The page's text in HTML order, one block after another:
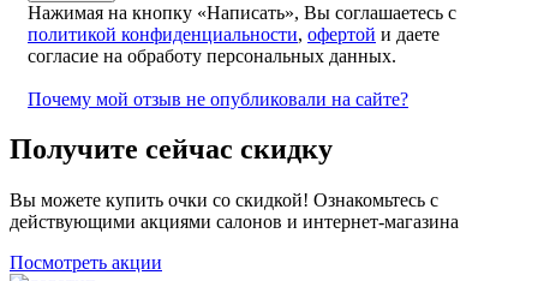
Нажимая на кнопку «Написать», Вы соглашаетесь с
политикой конфиденциальности, офертой и даете
согласие на обработу персональных данных.
Почему мой отзыв не опубликовали на сайте?
Получите сейчас скидку
Вы можете купить очки со скидкой! Ознакомьтесь с
действующими акциями салонов и интернет-магазина
Посмотреть акции